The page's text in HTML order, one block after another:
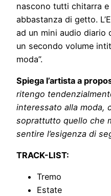
nascono tutti chitarra
abbastanza di getto.
ad un mini audio diario
un secondo volume
moda”.
Spiega l’artista a
ritengo
interessato alla moda,
soprattutto quello che
sentire l’esigenza di
TRACK-LIST:
Tremo
Estate